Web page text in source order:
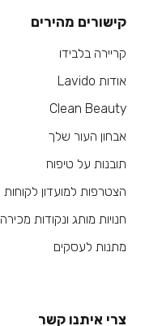
קישורים מהירים
קריירה בלבידו
אודות Lavido
Clean Beauty
אבחון העור שלך
תובנות על טיפוח
הצטרפות למועדון לקוחות
חנויות מותג ונקודות מכירה
מתנות לעסקים
צרי איתנו קשר